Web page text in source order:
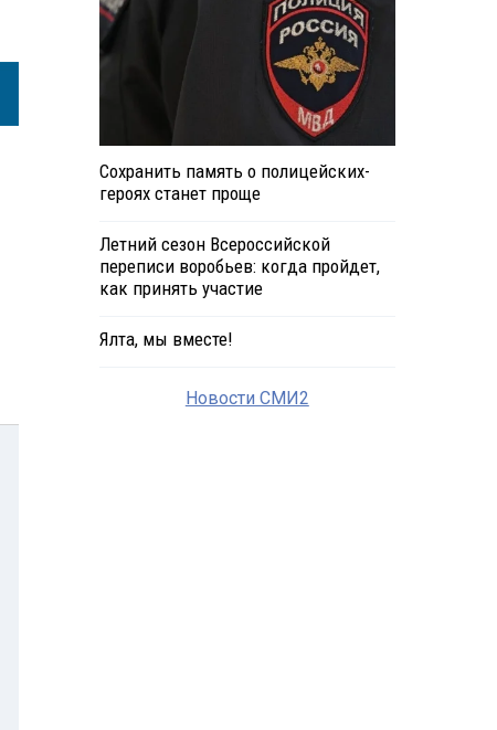
Сохранить память о полицейских-
героях станет проще
Летний сезон Всероссийской
переписи воробьев: когда пройдет,
как принять участие
Ялта, мы вместе!
Новости СМИ2